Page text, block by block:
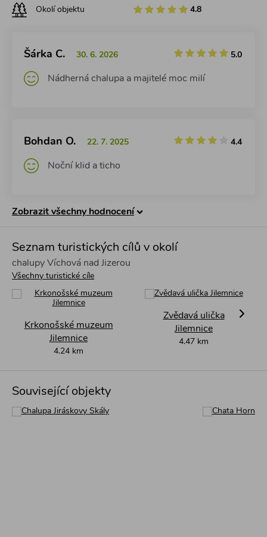
Okolí objektu 4.8
5.0
Šárka C. 30. 6. 2026
Nádherná chalupa a majitelé moc milí
4.4
Bohdan O. 22. 7. 2025
Noční klid a ticho
Zobrazit všechny hodnocení
Seznam turistických cílů v okolí
chalupy Víchová nad Jizerou
Všechny turistické cíle
Krkonošské muzeum
Jilemnice
4.24 km
Zvědavá ulička
Jilemnice
4.47 km
Související objekty